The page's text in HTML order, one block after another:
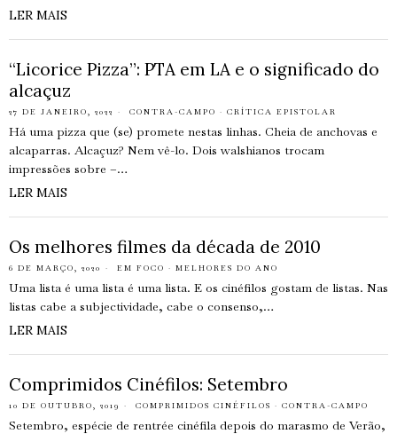
LER MAIS
“Licorice Pizza”: PTA em LA e o significado do
alcaçuz
27 DE JANEIRO, 2022 CONTRA-CAMPO · CRÍTICA EPISTOLAR
Há uma pizza que (se) promete nestas linhas. Cheia de anchovas e
alcaparras. Alcaçuz? Nem vê-lo. Dois walshianos trocam
impressões sobre –…
LER MAIS
Os melhores filmes da década de 2010
6 DE MARÇO, 2020 EM FOCO · MELHORES DO ANO
Uma lista é uma lista é uma lista. E os cinéfilos gostam de listas. Nas
listas cabe a subjectividade, cabe o consenso,…
LER MAIS
Comprimidos Cinéfilos: Setembro
10 DE OUTUBRO, 2019 COMPRIMIDOS CINÉFILOS · CONTRA-CAMPO
Setembro, espécie de rentrée cinéfila depois do marasmo de Verão,